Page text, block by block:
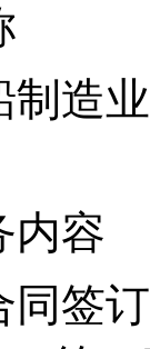
制造
内容
同签